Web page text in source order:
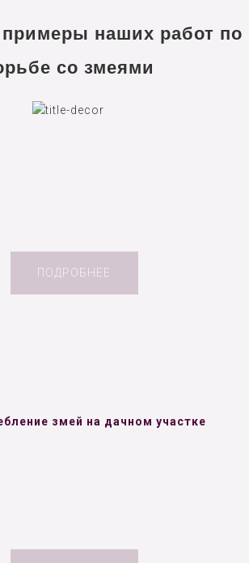
наших работ по
со змеями
ПОДРОБНЕЕ
змей на дачном участке